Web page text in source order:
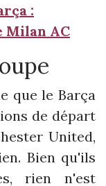
:
Milan AC
que le Barça
de départ
United,
Bien qu'ils
rien n'est